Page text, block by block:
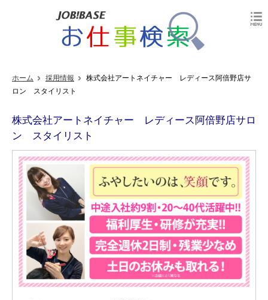
ホーム 採用情報
株式会社アートネイチャー レディース阿倍野店サ
ロン スタイリスト
株式会社アートネイチャー レディース阿倍野店サロ
ン スタイリスト